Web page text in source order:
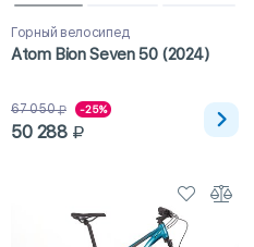
Горный велосипед
Atom Bion Seven 50 (2024)
67 050 -25%
50 288